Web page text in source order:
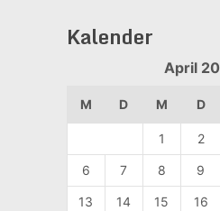
Kalender
April
M D M D
1 2
6 7 8 9
13 14 15 16